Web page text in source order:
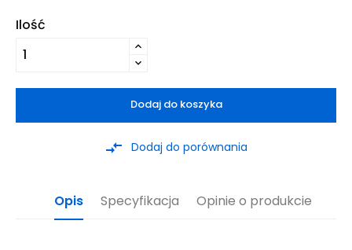
Ilość
Dodaj do koszyka
compare_arrows Dodaj do porównania
Opis Specyfikacja Opinie o produkcie